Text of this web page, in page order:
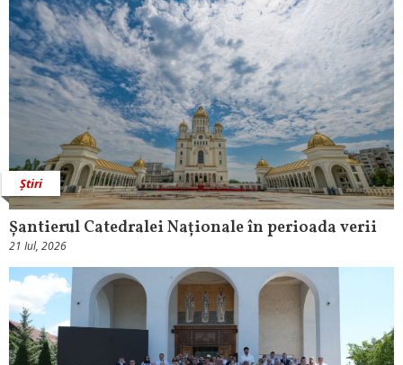
Știri
Șantierul Catedralei Naționale în perioada verii
21 Iul, 2026